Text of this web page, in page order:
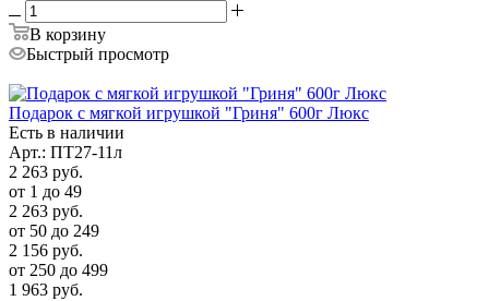
В корзину
Быстрый просмотр
Подарок с мягкой игрушкой "Гриня" 600г Люкс
Есть в наличии
Арт.: ПТ27-11л
2 263 руб.
от 1 до 49
2 263 руб.
от 50 до 249
2 156 руб.
от 250 до 499
1 963 руб.